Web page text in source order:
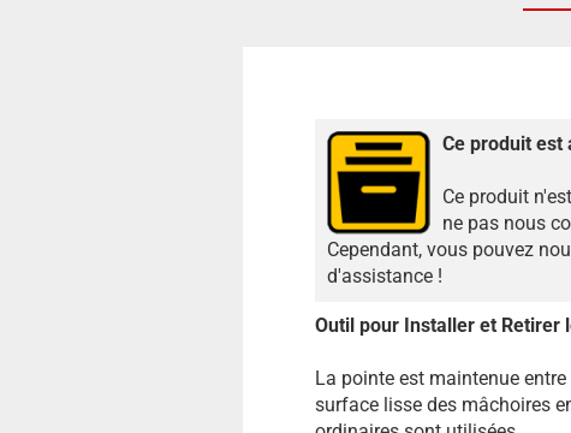
Ce produit est
Ce produit
ne pas nous
Cependant, vous pouvez
d'assistance !
Outil pour Installer et Retirer
La pointe est maintenue
surface lisse des mâchoires